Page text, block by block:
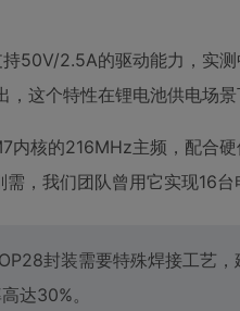
持50V/2.5A的驱动能力，实
这个特性在锂电池供电场景
内核的216MHz主频，配合硬
，我们团队曾用它实现16台
封装需要特殊焊接工艺
达30%。